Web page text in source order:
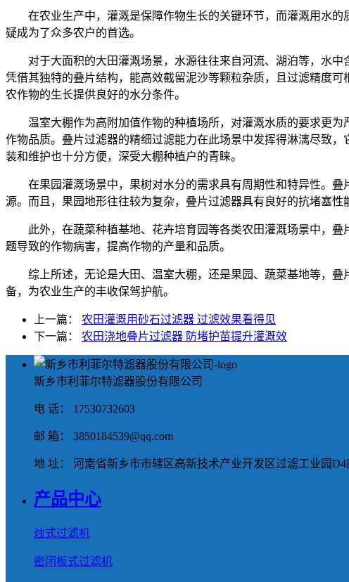
在农业生产中，灌溉是保障作物生长的关键环节，而灌溉用水
疑成为了众多农户的首选。
对于大面积的大田灌溉场景，水源往往来自河流、湖泊等，水
凭借其独特的叠片结构，能高效截留泥沙等颗粒杂质，且过滤精度
农作物的生长提供良好的水分条件。
温室大棚作为高附加值作物的种植场所，对灌溉水质的要求更
作物品质。叠片过滤器的精细过滤能力在此场景中发挥得淋漓尽致
装和维护也十分方便，深受大棚种植户的青睐。
在果园灌溉场景中，果树对水分的需求具有周期性和特异性。
源。而且，果园地形往往较为复杂，叠片过滤器具有良好的抗堵塞
此外，在蔬菜种植基地、花卉培育园等各类农田灌溉场景中，
题导致的作物病害，提高作物的产量和品质。
综上所述，无论是大田、温室大棚，还是果园、蔬菜基地等，
备，为农业生产的丰收保驾护航。
上一篇： 农田灌溉用砂石过滤器 过滤效果看得见
下一篇： 农田浇地叠片过滤器 防堵护苗提升灌溉效
新乡市利菲尔特滤器股份有限公司
电 话： 17530732603
邮 箱： 3850184539@qq.com
地 址： 河南省新乡市市辖区高新技术产业开发区过滤工业园D4
产品中心
烛式过滤机
密闭板式过滤机